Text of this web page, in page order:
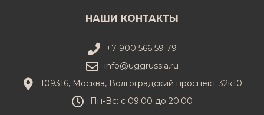
НАШИ КОНТАКТЫ
+7 900 566 59 79
info@uggrussia.ru
109316, Москва, Волгоградский проспект 32к10
Пн-Вс: с 09:00 до 20:00